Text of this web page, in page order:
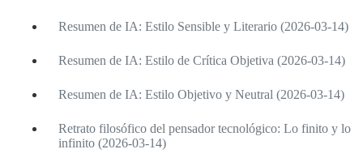
Resumen de IA: Estilo Sensible y Literario (2026-03-14)
Resumen de IA: Estilo de Crítica Objetiva (2026-03-14)
Resumen de IA: Estilo Objetivo y Neutral (2026-03-14)
Retrato filosófico del pensador tecnológico: Lo finito y lo
infinito (2026-03-14)